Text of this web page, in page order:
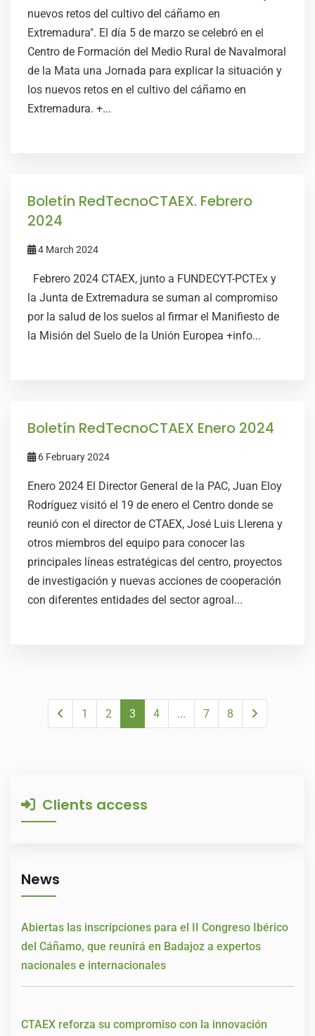
nuevos retos del cultivo del cáñamo en
Extremadura". El día 5 de marzo se celebró en el
Centro de Formación del Medio Rural de Navalmoral
de la Mata una Jornada para explicar la situación y
los nuevos retos en el cultivo del cáñamo en
Extremadura. +...
Boletín RedTecnoCTAEX. Febrero
2024
4 March 2024
Febrero 2024 CTAEX, junto a FUNDECYT-PCTEx y
la Junta de Extremadura se suman al compromiso
por la salud de los suelos al firmar el Manifiesto de
la Misión del Suelo de la Unión Europea +info...
Boletín RedTecnoCTAEX Enero 2024
6 February 2024
Enero 2024 El Director General de la PAC, Juan Eloy
Rodríguez visitó el 19 de enero el Centro donde se
reunió con el director de CTAEX, José Luis Llerena y
otros miembros del equipo para conocer las
principales líneas estratégicas del centro, proyectos
de investigación y nuevas acciones de cooperación
con diferentes entidades del sector agroal...
1 2 3 4 ... 7 8
Clients access
News
Abiertas las inscripciones para el II Congreso Ibérico
del Cáñamo, que reunirá en Badajoz a expertos
nacionales e internacionales
CTAEX reforza su compromiso con la innovación